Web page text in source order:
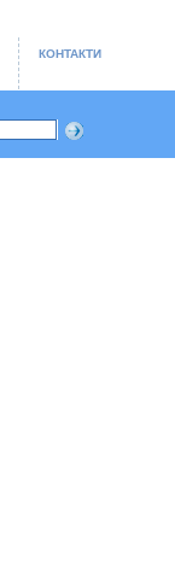
КОНТАКТИ